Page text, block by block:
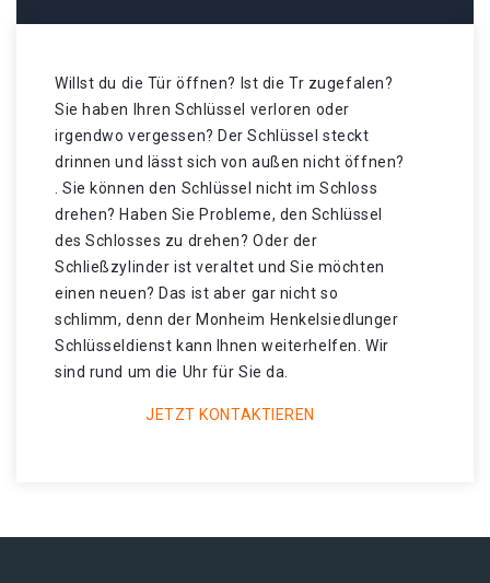
Willst du die Tür öffnen? Ist die Tr zugefalen?
Sie haben Ihren Schlüssel verloren oder
irgendwo vergessen? Der Schlüssel steckt
drinnen und lässt sich von außen nicht öffnen?
. Sie können den Schlüssel nicht im Schloss
drehen? Haben Sie Probleme, den Schlüssel
des Schlosses zu drehen? Oder der
Schließzylinder ist veraltet und Sie möchten
einen neuen? Das ist aber gar nicht so
schlimm, denn der Monheim Henkelsiedlunger
Schlüsseldienst kann Ihnen weiterhelfen. Wir
sind rund um die Uhr für Sie da.
JETZT KONTAKTIEREN